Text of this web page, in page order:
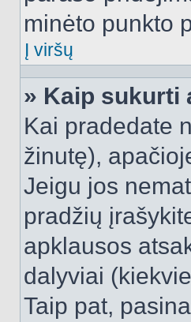
minėto punkto
Į viršų
» Kaip sukurti
Kai pradedate
žinutę),
Jeigu jos
pradžių
apklausos
dalyviai
Taip pat,